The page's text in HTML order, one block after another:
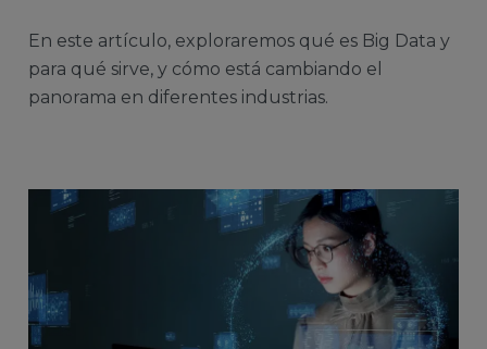
En este artículo, exploraremos qué es Big Data y
para qué sirve, y cómo está cambiando el
panorama en diferentes industrias.